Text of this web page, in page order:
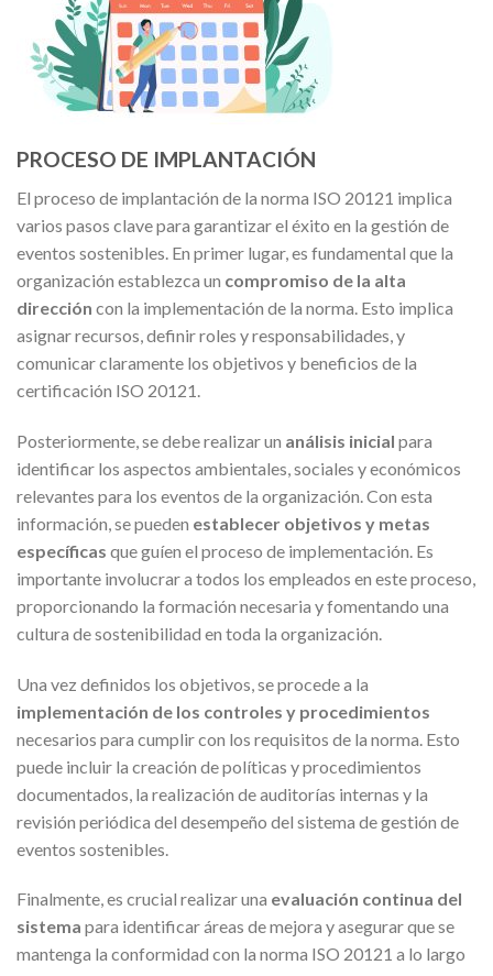
PROCESO DE IMPLANTACIÓN
El proceso de implantación de la norma ISO 20121 implica
varios pasos clave para garantizar el éxito en la gestión de
eventos sostenibles. En primer lugar, es fundamental que la
organización establezca un compromiso de la alta
dirección con la implementación de la norma. Esto implica
asignar recursos, definir roles y responsabilidades, y
comunicar claramente los objetivos y beneficios de la
certificación ISO 20121.
Posteriormente, se debe realizar un análisis inicial para
identificar los aspectos ambientales, sociales y económicos
relevantes para los eventos de la organización. Con esta
información, se pueden establecer objetivos y metas
específicas que guíen el proceso de implementación. Es
importante involucrar a todos los empleados en este proceso,
proporcionando la formación necesaria y fomentando una
cultura de sostenibilidad en toda la organización.
Una vez definidos los objetivos, se procede a la
implementación de los controles y procedimientos
necesarios para cumplir con los requisitos de la norma. Esto
puede incluir la creación de políticas y procedimientos
documentados, la realización de auditorías internas y la
revisión periódica del desempeño del sistema de gestión de
eventos sostenibles.
Finalmente, es crucial realizar una evaluación continua del
sistema para identificar áreas de mejora y asegurar que se
mantenga la conformidad con la norma ISO 20121 a lo largo